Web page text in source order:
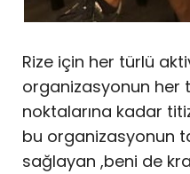
Rize için her türlü
organizasyonun her
noktalarına kadar
bu organizasyonun
sağlayan ,beni de